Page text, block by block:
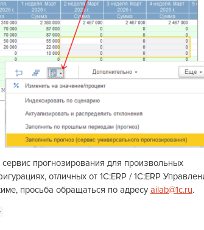
прогнозирования для произвольных
отличных от 1С:ERP / 1С:ERP
просьба обращаться по адресу ailab@1c.ru.